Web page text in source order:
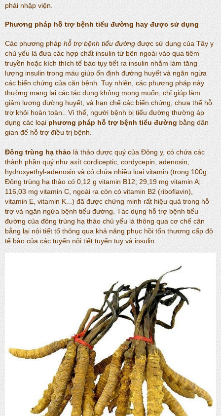
phải nhập viện.
Phương pháp hỗ trợ bệnh tiểu đường hay được sử dụng
Các phương pháphỗ trợ bệnh tiểu đường được sử dụng của Tây y
chủ yếu là đưa các hợp chất insulin từ bên ngoài vào qua tiêm
truyền hoặc kích thích tế bào tụy tiết ra insulin nhằm làm tăng
lượng insulin trong máu giúp ổn định đường huyết và ngăn ngừa
các biến chứng của căn bệnh. Tuy nhiên, các phương pháp này
thường mang lại các tác dụng không mong muốn, chỉ giúp làm
giảm lượng đường huyết, và hạn chế các biến chứng, chưa thể hỗ
trợ khỏi hoàn toàn.. Vì thế, người bệnh bị tiểu đường thường áp
dụng các loạiphương pháp hỗ trợ bệnh tiểu đường bằng dân
gian để hỗ trợ điều trị bệnh.
Đông trùng hạ thảo là thảo dược quý của Đông y, có chứa các
thành phần quý như axít cordiceptic, cordycepin, adenosin,
hydroxyethyl-adenosin và có chứa nhiều loại vitamin (trong 100g
Đông trùng hạ thảo có 0,12 g vitamin B12; 29,19 mg vitamin A;
116,03 mg vitamin C, ngoài ra còn có vitamin B2 (riboflavin),
vitamin E, vitamin K...) đã được chứng minh rất hiệu quả trong hỗ
trợ và ngăn ngừa bệnh tiểu đường. Tác dụng hỗ trợ bệnh tiểu
đường của đông trùng hạ thảo chủ yếu là thông qua cơ chế cân
bằng lại nội tiết tố thông qua khả năng phục hồi tổn thương cấp độ
tế bào của các tuyến nội tiết tuyến tụy và insulin.